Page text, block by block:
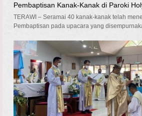
Pembaptisan Kanak-Kanak di Paroki
TERAWI – Seramai 40 kanak-kanak telah
Pembaptisan pada upacara yang